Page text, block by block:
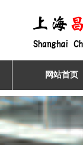
网站首页